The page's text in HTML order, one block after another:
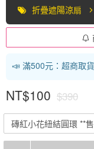
折疊遮陽涼扇
📣 滿500元：超商取
NT$100 $390
磚紅小花紐結圓環 **